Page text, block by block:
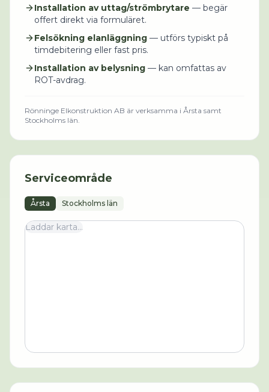
Installation av uttag/strömbrytare — begär
offert direkt via formuläret.
Felsökning elanläggning — utförs typiskt på
timdebitering eller fast pris.
Installation av belysning — kan omfattas av
ROT-avdrag.
Rönninge Elkonstruktion AB är verksamma i Årsta samt
Stockholms län.
Serviceområde
Årsta Stockholms län
Laddar karta...